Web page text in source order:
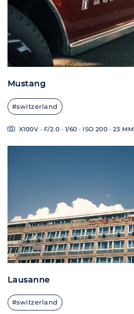
Mustang
#switzerland
X100V · F/2.0 · 1/60 · ISO 200 · 23 MM
Lausanne
#switzerland